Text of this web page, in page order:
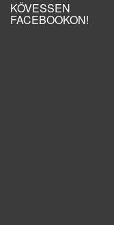
KÖVESSEN
FACEBOOKON!